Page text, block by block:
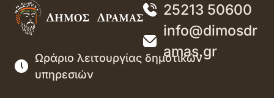
25213 50600
info@dimosdr
amas.gr
Ωράριο λειτουργίας δημοτικών
υπηρεσιών